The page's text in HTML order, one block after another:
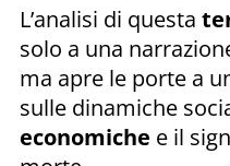
L’analisi di questa
solo a una
ma apre le porte a
sulle dinamiche
economiche e il